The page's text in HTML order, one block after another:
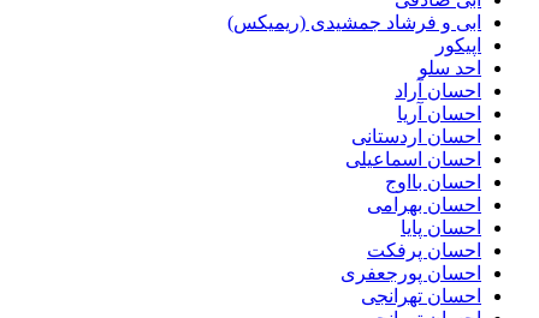
ابی و فرشاد جمشیدی (ریمیکس)
اپیکور
احد سلو
احسان آراد
احسان آریا
احسان اردستانی
احسان اسماعیلی
احسان بااوج
احسان بهرامی
احسان پایا
احسان پرفکت
احسان پورجعفری
احسان تهرانجی